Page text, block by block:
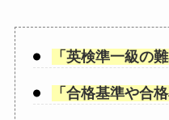
「 英検準一級の
「 合格基準や合